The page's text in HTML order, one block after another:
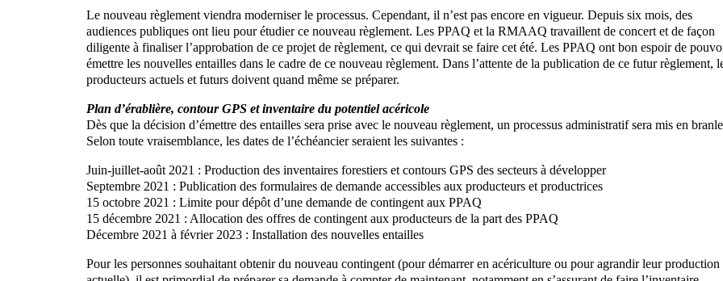
Le nouveau règlement viendra moderniser le processus. Cependant, il n’est pas encore en vigueur. Depuis six mois, des
audiences publiques ont lieu pour étudier ce nouveau règlement. Les PPAQ et la RMAAQ travaillent de concert et de façon
diligente à finaliser l’approbation de ce projet de règlement, ce qui devrait se faire cet été. Les PPAQ ont bon espoir de
émettre les nouvelles entailles dans le cadre de ce nouveau règlement. Dans l’attente de la publication de ce futur règlement,
producteurs actuels et futurs doivent quand même se préparer.
Plan d’érablière, contour GPS et inventaire du potentiel acéricole
Dès que la décision d’émettre des entailles sera prise avec le nouveau règlement, un processus administratif sera mis en
Selon toute vraisemblance, les dates de l’échéancier seraient les suivantes :
Juin-juillet-août 2021 : Production des inventaires forestiers et contours GPS des secteurs à développer
Septembre 2021 : Publication des formulaires de demande accessibles aux producteurs et productrices
15 octobre 2021 : Limite pour dépôt d’une demande de contingent aux PPAQ
15 décembre 2021 : Allocation des offres de contingent aux producteurs de la part des PPAQ
Décembre 2021 à février 2023 : Installation des nouvelles entailles
Pour les personnes souhaitant obtenir du nouveau contingent (pour démarrer en acériculture ou pour agrandir leur production